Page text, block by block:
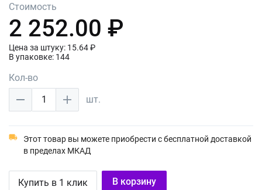
Стоимость
2 252.00 ₽
Цена за штуку: 15.64 ₽
В упаковке: 144
Кол-во
1
шт.
Этот товар вы можете приобрести с бесплатной доставкой
в пределах МКАД
Купить в 1 клик В корзину